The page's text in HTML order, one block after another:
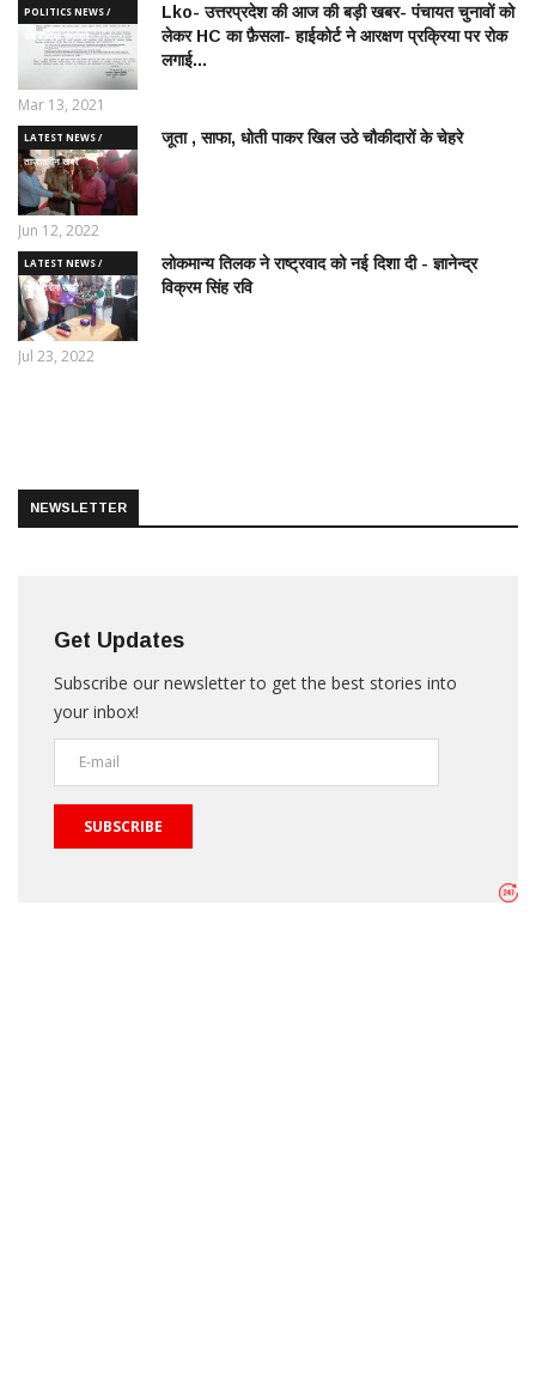
POLITICS NEWS /
राजनीतिक समाचार
Lko- उत्तरप्रदेश की आज की बड़ी खबर- पंचायत चुनावों को
लेकर HC का फ़ैसला- हाईकोर्ट ने आरक्षण प्रक्रिया पर रोक
लगाई...
Mar 13, 2021
LATEST NEWS /
ताज़ातरीन खबरें
जूता , साफा, धोती पाकर खिल उठे चौकीदारों के चेहरे
Jun 12, 2022
LATEST NEWS /
ताज़ातरीन खबरें
लोकमान्य तिलक ने राष्ट्रवाद को नई दिशा दी - ज्ञानेन्द्र
विक्रम सिंह रवि
Jul 23, 2022
NEWSLETTER
Get Updates
Subscribe our newsletter to get the best stories into
your inbox!
SUBSCRIBE